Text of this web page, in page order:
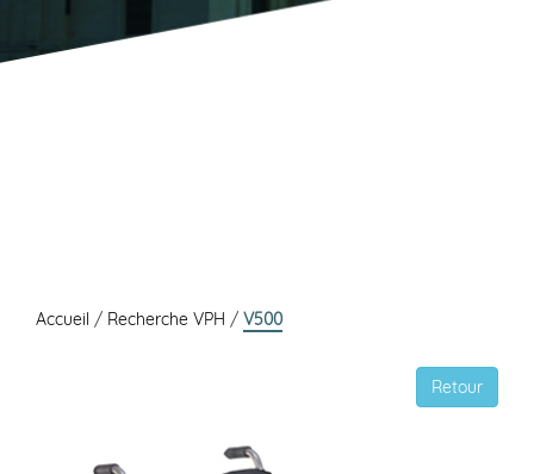
Accueil / Recherche VPH / V500
Retour